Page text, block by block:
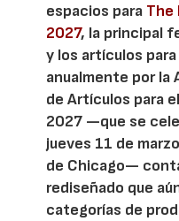
espacios para The
2027, la principal
y los artículos
anualmente por la
de Artículos para
2027 —que se
jueves 11 de
de Chicago—
rediseñado que
categorías de